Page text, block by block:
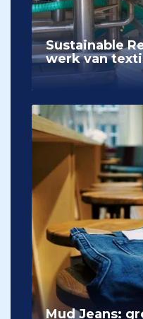
Sustainable
werk van
Mud Jeans: